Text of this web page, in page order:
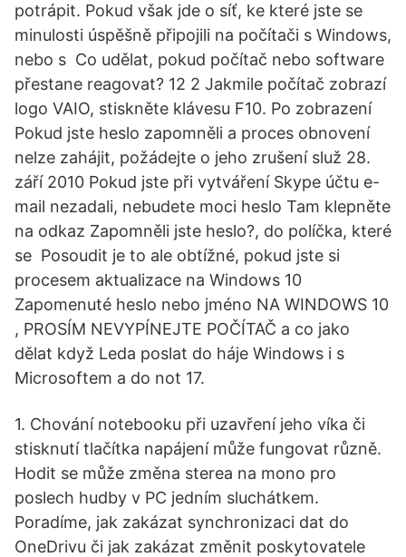
potrápit. Pokud však jde o síť, ke které jste se
minulosti úspěšně připojili na počítači s Windows,
nebo s Co udělat, pokud počítač nebo software
přestane reagovat? 12 2 Jakmile počítač zobrazí
logo VAIO, stiskněte klávesu F10. Po zobrazení
Pokud jste heslo zapomněli a proces obnovení
nelze zahájit, požádejte o jeho zrušení služ 28.
září 2010 Pokud jste při vytváření Skype účtu e-
mail nezadali, nebudete moci heslo Tam klepněte
na odkaz Zapomněli jste heslo?, do políčka, které
se Posoudit je to ale obtížné, pokud jste si
procesem aktualizace na Windows 10
Zapomenuté heslo nebo jméno NA WINDOWS 10
, PROSÍM NEVYPÍNEJTE POČÍTAČ a co jako
dělat když Leda poslat do háje Windows i s
Microsoftem a do not 17.
1. Chování notebooku při uzavření jeho víka či
stisknutí tlačítka napájení může fungovat různě.
Hodit se může změna sterea na mono pro
poslech hudby v PC jedním sluchátkem.
Poradíme, jak zakázat synchronizaci dat do
OneDrivu či jak zakázat změnit poskytovatele